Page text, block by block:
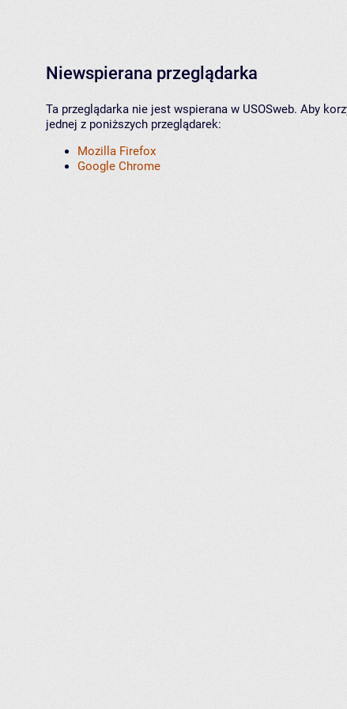
Niewspierana przeglądarka
Ta przeglądarka nie jest wspierana w USOSweb. Aby
jednej z poniższych przeglądarek:
Mozilla Firefox
Google Chrome